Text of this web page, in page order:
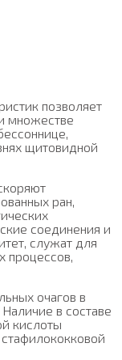
позволяет
множестве
щитовидной
ран,
соединения и
служат для
процессов,
очагов в
в составе
кислоты